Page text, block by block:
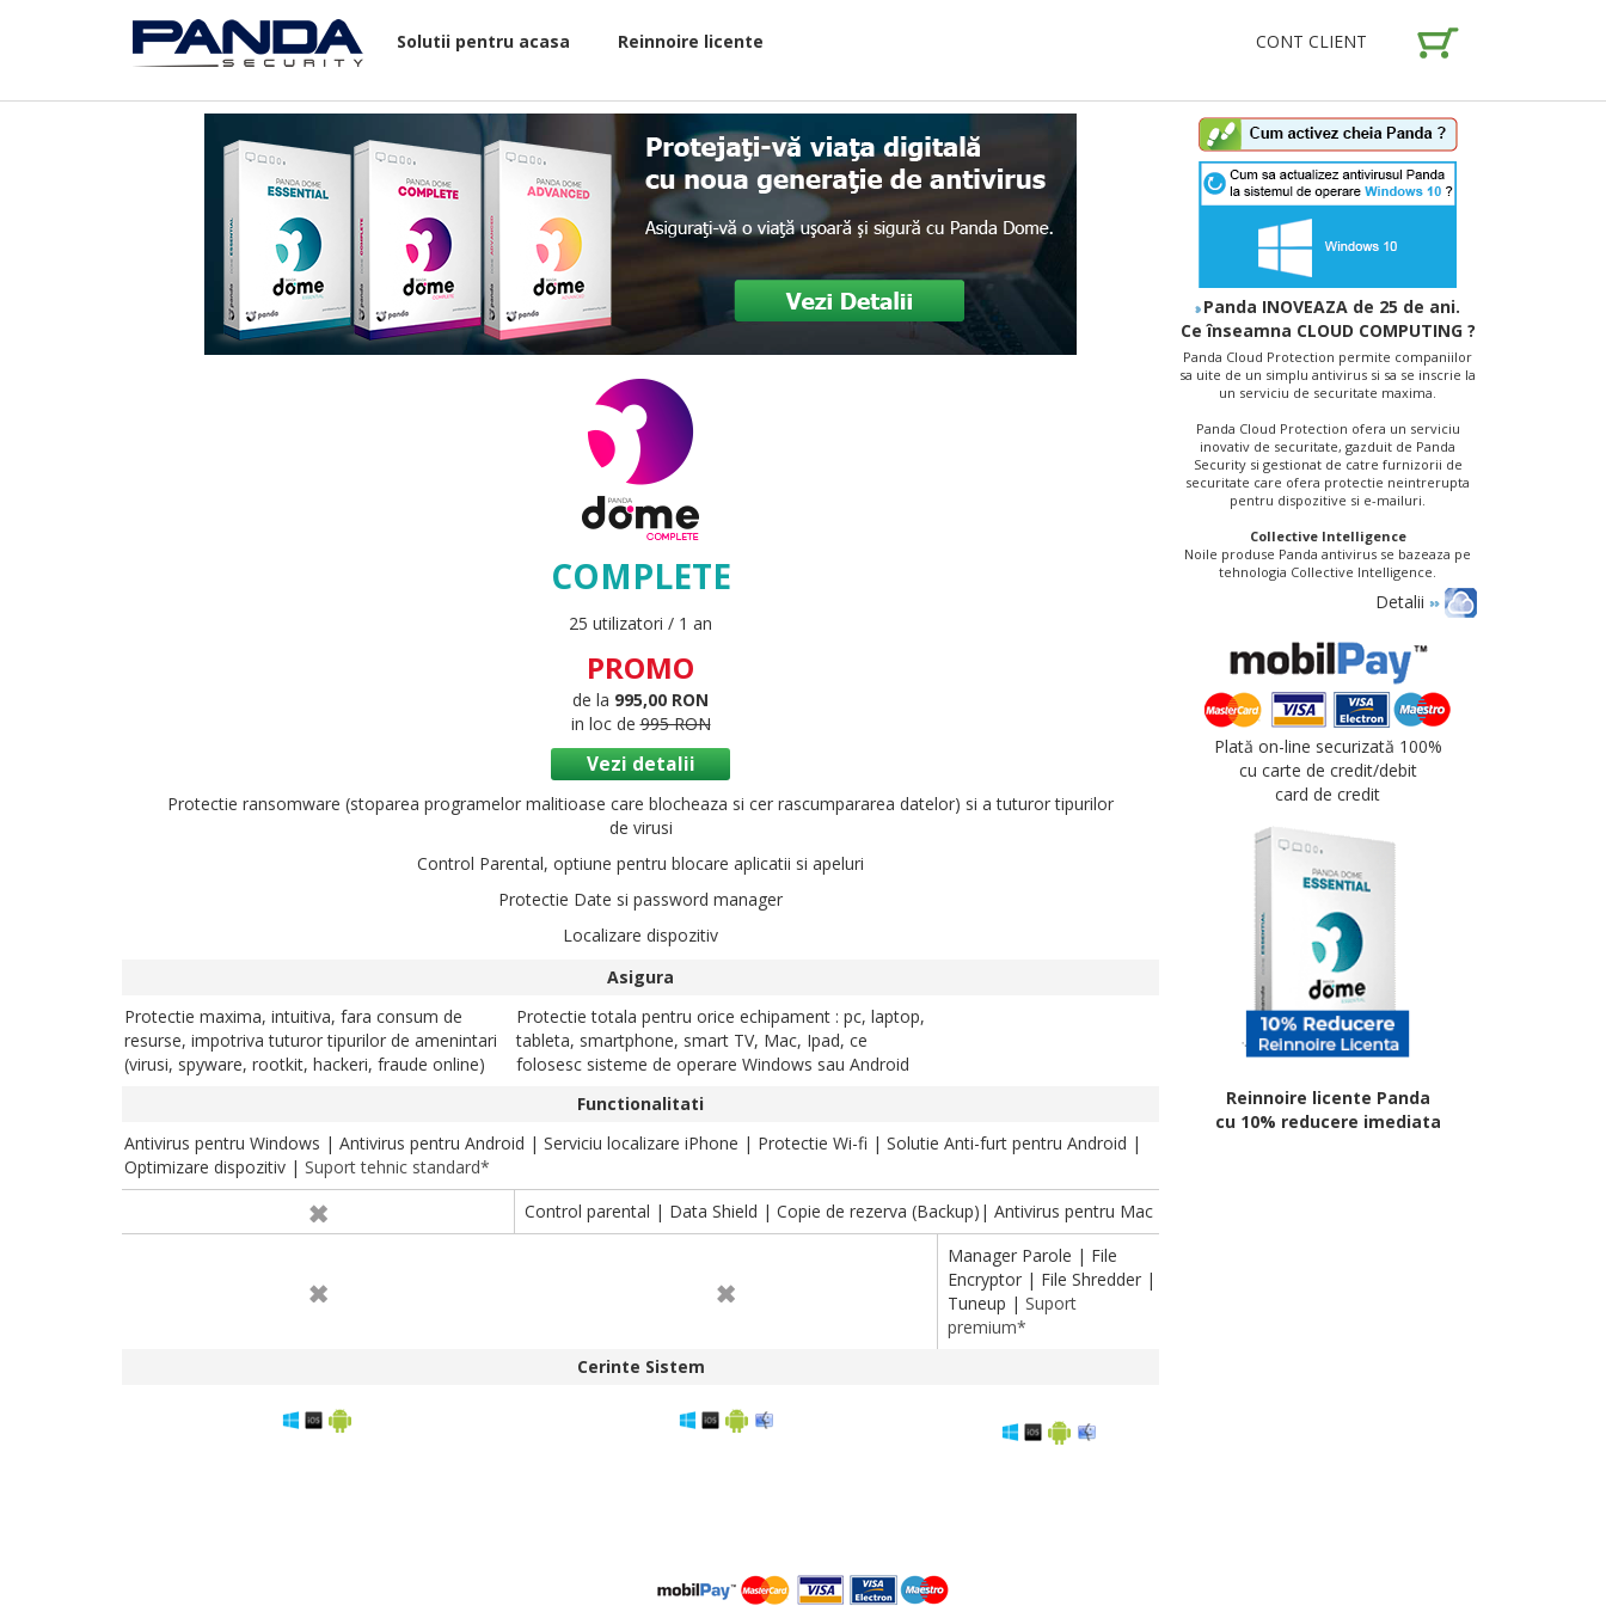
Solutii pentru acasa Reinnoire licente CONT CLIENT
COMPLETE
25 utilizatori / 1 an
PROMO
de la 995,00 RON
in loc de995 RON
Vezi detalii
Protectie ransomware (stoparea programelor malitioase care blocheaza si cer rascumpararea datelor) si a tuturor tipurilor
de virusi
Control Parental, optiune pentru blocare aplicatii si apeluri
Protectie Date si password manager
Localizare dispozitiv
Asigura
Protectie maxima, intuitiva, fara consum de
resurse, impotriva tuturor tipurilor de amenintari
(virusi, spyware, rootkit, hackeri, fraude online)
Protectie totala pentru orice echipament : pc, laptop,
tableta, smartphone, smart TV, Mac, Ipad, ce
folosesc sisteme de operare Windows sau Android
Functionalitati
Antivirus pentru Windows | Antivirus pentru Android | Serviciu localizare iPhone | Protectie Wi-fi | Solutie Anti-furt pentru Android |
Optimizare dispozitiv | Suport tehnic standard*
Control parental | Data Shield | Copie de rezerva (Backup)| Antivirus pentru Mac
Manager Parole | File
Encryptor | File Shredder |
Tuneup | Suport
premium*
Cerinte Sistem
Panda INOVEAZA de 25 de ani.
Ce înseamna CLOUD COMPUTING ?
Panda Cloud Protection permite companiilor
sa uite de un simplu antivirus si sa se inscrie la
un serviciu de securitate maxima.
Panda Cloud Protection ofera un serviciu
inovativ de securitate, gazduit de Panda
Security si gestionat de catre furnizorii de
securitate care ofera protectie neintrerupta
pentru dispozitive si e-mailuri.
Collective Intelligence
Noile produse Panda antivirus se bazeaza pe
tehnologia Collective Intelligence.
Detalii
Plată on-line securizată 100%
cu carte de credit/debit
card de credit
Reinnoire licente Panda
cu 10% reducere imediata